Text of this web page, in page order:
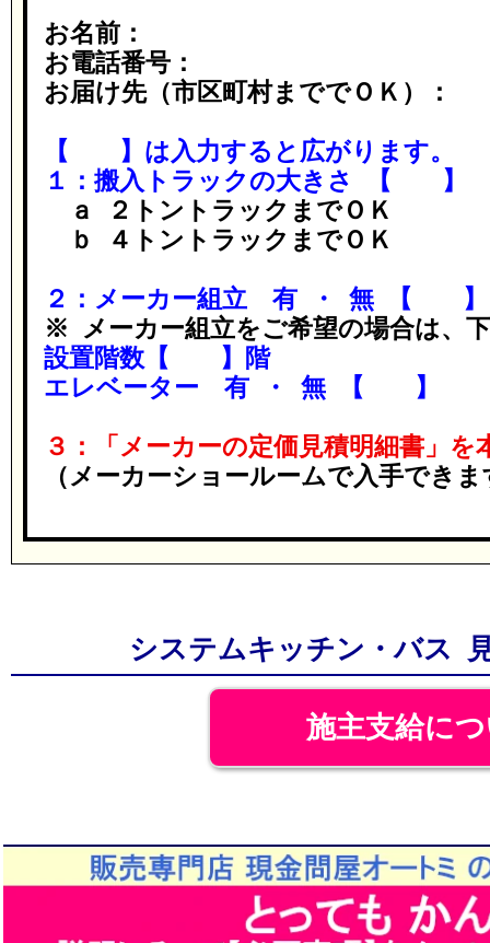
お名前：
お電話番号：
お届け先（市区町村まででＯＫ）：
【 】は入力すると広がります。
１：搬入トラックの大きさ 【 】
ａ ２トントラックまでＯＫ
ｂ ４トントラックまでＯＫ
２：メーカー組立 有 ・ 無 【 】
※ メーカー組立をご希望の場合は、
設置階数【 】階
エレベーター 有 ・ 無 【 】
３：「メーカーの定価見積明細書」
（メーカーショールームで入手できま
システムキッチン・バス
施主支給に